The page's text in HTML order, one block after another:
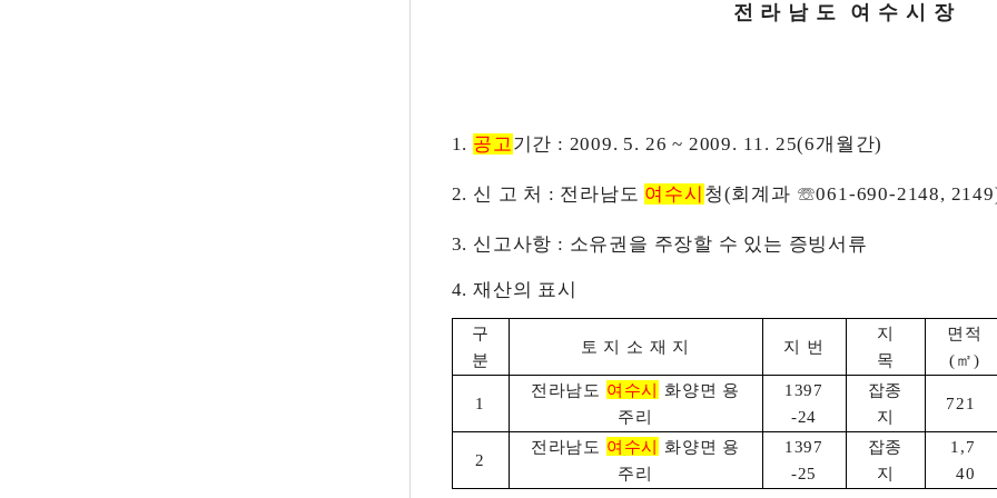
전 라 남 도 여 수 시 장
1. 공고기간 : 2009. 5. 26 ~ 2009. 11. 25(6개월간)
2. 신 고 처 : 전라남도 여수시 청(회계과 ☏061-690-2148,
3. 신고사항 : 소유권을 주장할 수 있는 증빙서류
4. 재산의 표시
구
분
토 지 소 재 지 지 번
지
목
면적
(㎡)
1
전라남도 여수시 화양면 용
주리
1397
-24
잡종
지
721
2
전라남도 여수시 화양면 용
주리
1397
-25
잡종
지
1,7
40